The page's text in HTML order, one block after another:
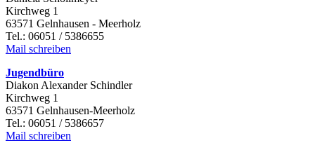
Kirchweg 1
63571 Gelnhausen - Meerholz
Tel.: 06051 / 5386655
Mail schreiben
Jugendbüro
Diakon Alexander Schindler
Kirchweg 1
63571 Gelnhausen-Meerholz
Tel.: 06051 / 5386657
Mail schreiben